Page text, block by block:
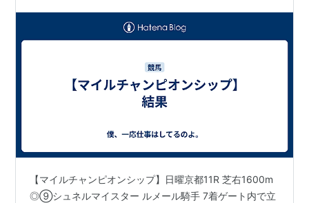
【マイルチャンピオンシップ】日曜京都11R 芝右1600m
◎⑨シュネルマイスター ルメール騎手 7着ゲート内で立